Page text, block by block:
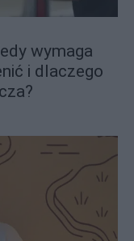
wymaga
i dlaczego